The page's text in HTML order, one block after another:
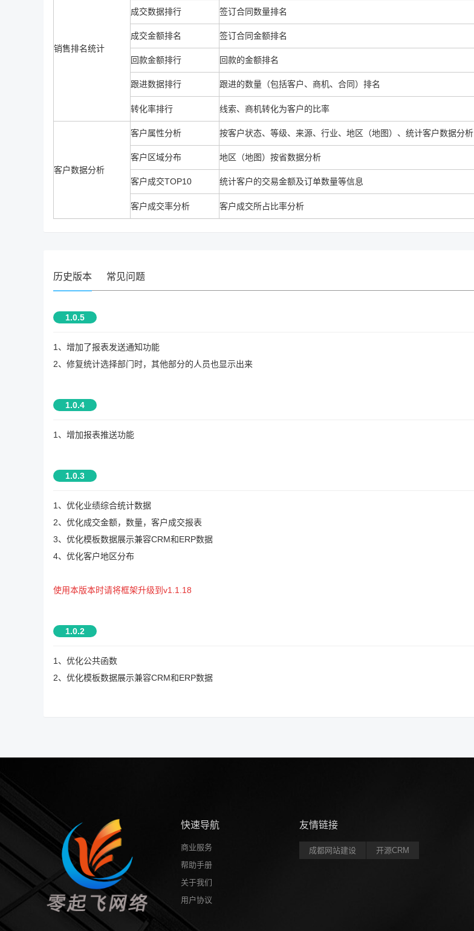
销售排名统计
成交数据排行 签订合同数量排名
成交金额排名 签订合同金额排名
回款金额排行 回款的金额排名
跟进数据排行 跟进的数量（包括客户、商机、合同）排名
转化率排行 线索、商机转化为客户的比率
客户数据分析
客户属性分析 按客户状态、等级、来源、行业、地区（地图）、统计客户数据分析
客户区域分布 地区（地图）按省数据分析
客户成交TOP10 统计客户的交易金额及订单数量等信息
客户成交率分析 客户成交所占比率分析
历史版本 常见问题
1.0.5
1、增加了报表发送通知功能
2、修复统计选择部门时，其他部分的人员也显示出来
1.0.4
1、增加报表推送功能
1.0.3
1、优化业绩综合统计数据
2、优化成交金额，数量，客户成交报表
3、优化模板数据展示兼容CRM和ERP数据
4、优化客户地区分布
使用本版本时请将框架升级到v1.1.18
1.0.2
1、优化公共函数
2、优化模板数据展示兼容CRM和ERP数据
快速导航
商业服务
帮助手册
关于我们
用户协议
友情链接
成都网站建设 开源CRM